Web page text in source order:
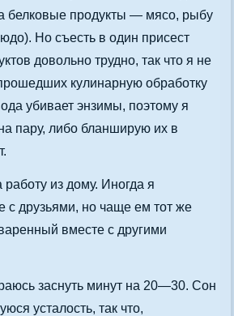
белковые продукты — мясо, рыбу
Но съесть в один присест
довольно трудно, так что я не
кулинарную обработку
убивает энзимы, поэтому я
пару, либо бланширую их в
из дому. Иногда я
с друзьями, но чаще ем тот же
вместе с другими
заснуть минут на 20—30. Сон
усталость, так что,